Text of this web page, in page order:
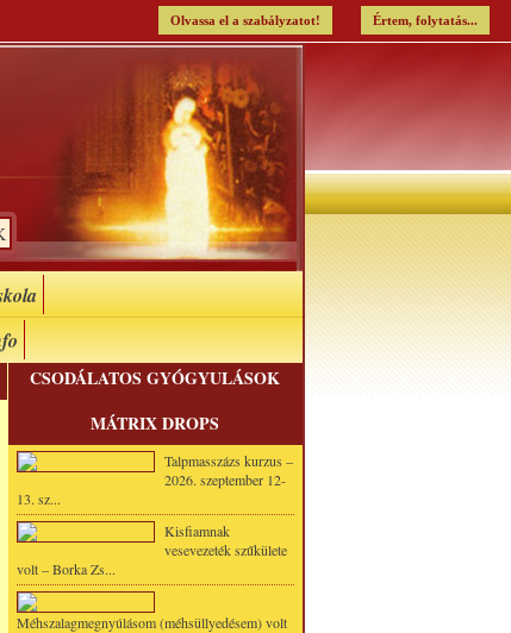
Olvassa el a szabályzatot! Értem, folytatás...
CSODÁLATOS GYÓGYULÁSOK
MÁTRIX DROPS
Talpmasszázs kurzus –
2026. szeptember 12-
13. sz...
Kisfiamnak
vesevezeték szűkülete
volt – Borka Zs...
Méhszalagmegnyúlásom (méhsüllyedésem) volt